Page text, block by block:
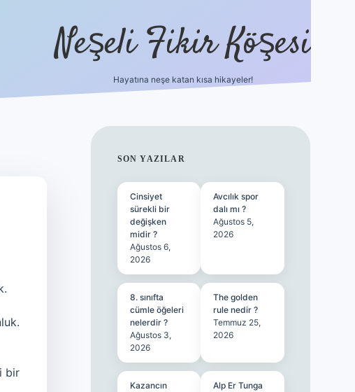
Neşeli Fikir Köşesi
Hayatına neşe katan kısa hikayeler!
bir
SIDEBAR
SON YAZILAR
Cinsiyet
sürekli bir
değişken
midir ?
Ağustos 6,
2026
Avcılık spor
dalı mı ?
Ağustos 5,
2026
8. sınıfta
cümle öğeleri
nelerdir ?
Ağustos 3,
2026
The golden
rule nedir ?
Temmuz 25,
2026
Kazancın
Alp Er Tunga
ilbet giriş